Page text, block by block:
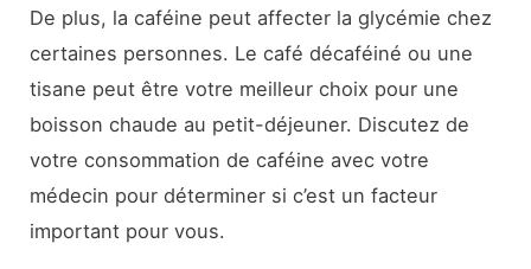
De plus, la caféine peut affecter la glycémie chez
certaines personnes. Le café décaféiné ou une
tisane peut être votre meilleur choix pour une
boisson chaude au petit-déjeuner. Discutez de
votre consommation de caféine avec votre
médecin pour déterminer si c’est un facteur
important pour vous.